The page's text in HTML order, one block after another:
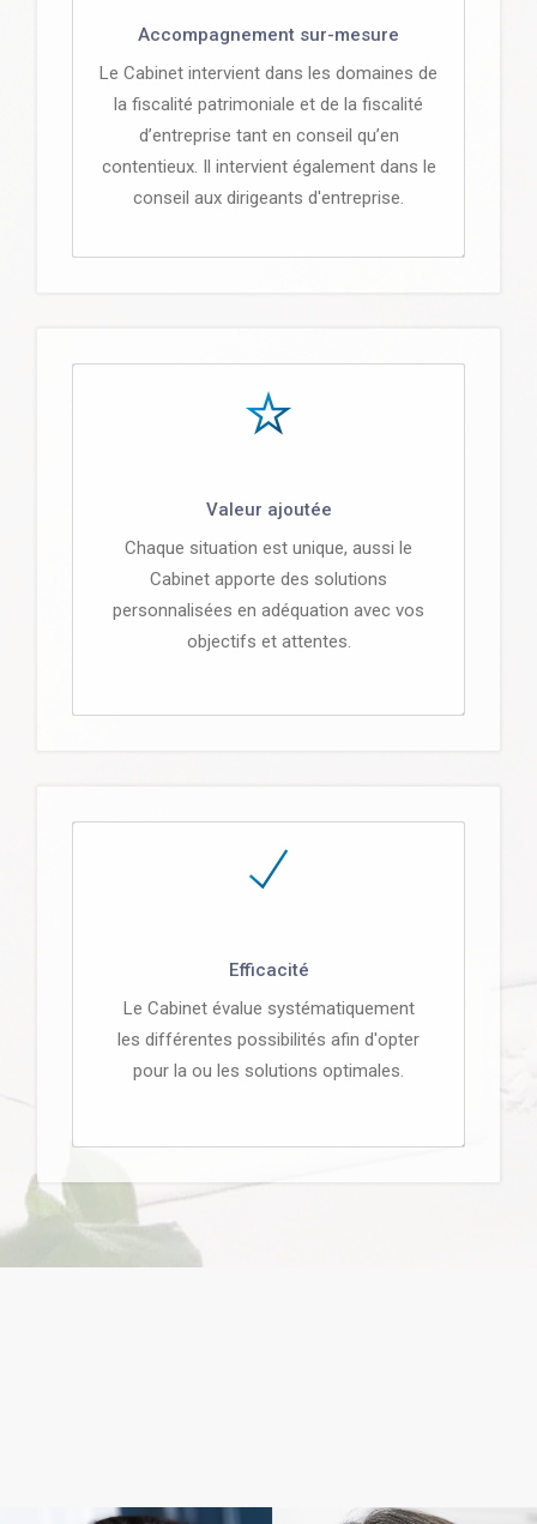
Accompagnement sur-mesure
Le Cabinet intervient dans les domaines de
la fiscalité patrimoniale et de la fiscalité
d’entreprise tant en conseil qu’en
contentieux. Il intervient également dans le
conseil aux dirigeants d'entreprise.
Valeur ajoutée
Chaque situation est unique, aussi le
Cabinet apporte des solutions
personnalisées en adéquation avec vos
objectifs et attentes.
Efficacité
Le Cabinet évalue systématiquement
les différentes possibilités afin d'opter
pour la ou les solutions optimales.